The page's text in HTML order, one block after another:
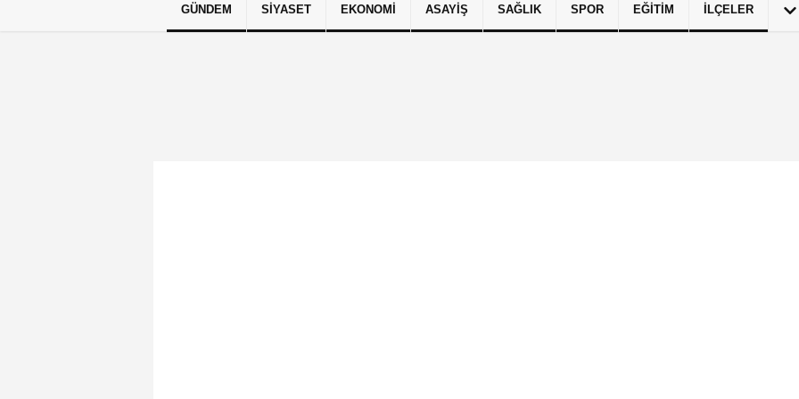
Künye İletişim Çerez Politikası Gizlilik İlkeleri
GÜNDEM SIYASET EKONOMI ASAYIŞ SAĞLIK SPOR EĞITIM İLÇELER